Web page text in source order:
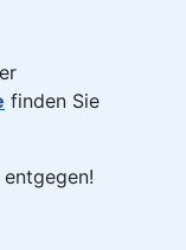
finden Sie